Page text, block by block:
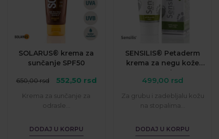
SOLARUS® krema za
sunčanje SPF50
650,00rsd
Originalna
je
552,50 rsdTrenutna
Krema za sunčanje za
odrasle...
DODAJ U KORPU
SENSILIS® Petaderm
krema za negu kože
stopala
499,00 rsd
Za grubu i zadebljalu kožu
na stopalima...
DODAJ U KORPU